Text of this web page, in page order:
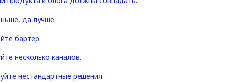
да лучше.
бартер.
несколько каналов.
нестандартные решения.